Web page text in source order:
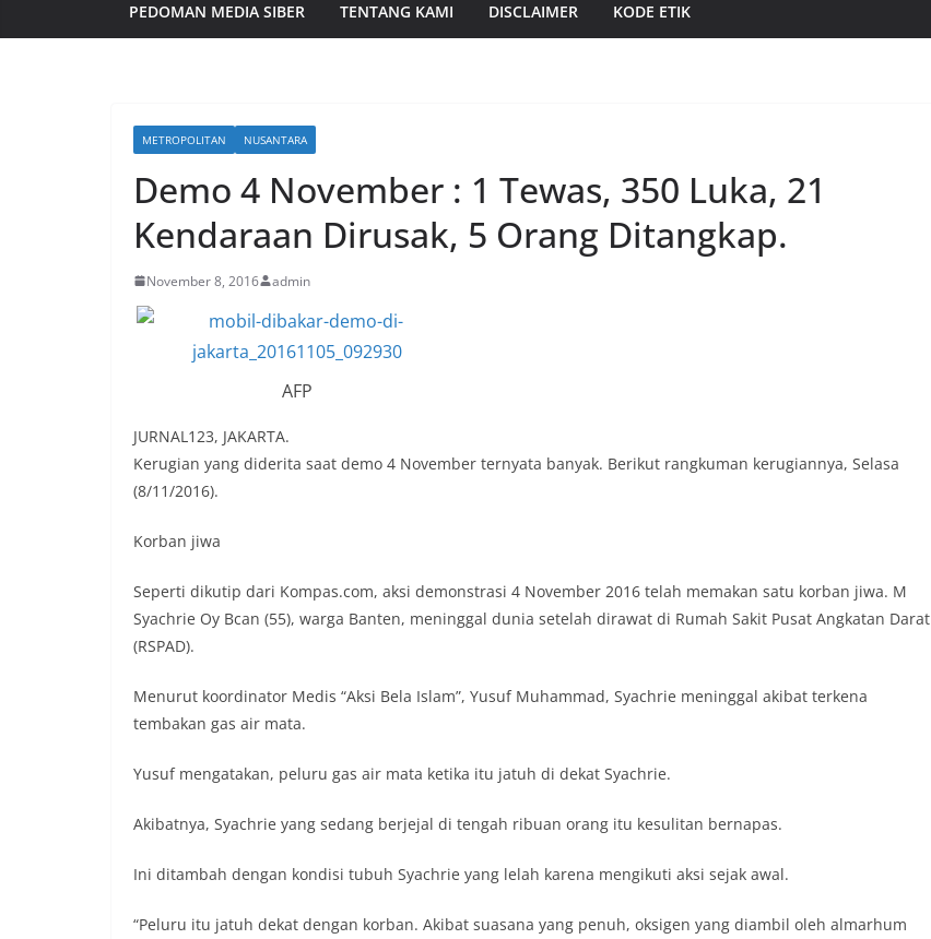
PEDOMAN MEDIA SIBER TENTANG KAMI DISCLAIMER KODE ETIK
METROPOLITAN NUSANTARA
Demo 4 November : 1 Tewas, 350 Luka, 21
Kendaraan Dirusak, 5 Orang Ditangkap.
November 8, 2016 admin
AFP
JURNAL123, JAKARTA.
Kerugian yang diderita saat demo 4 November ternyata banyak. Berikut rangkuman kerugiannya, Selasa
(8/11/2016).
Korban jiwa
Seperti dikutip dari Kompas.com, aksi demonstrasi 4 November 2016 telah memakan satu korban jiwa. M
Syachrie Oy Bcan (55), warga Banten, meninggal dunia setelah dirawat di Rumah Sakit Pusat Angkatan Darat
(RSPAD).
Menurut koordinator Medis “Aksi Bela Islam”, Yusuf Muhammad, Syachrie meninggal akibat terkena
tembakan gas air mata.
Yusuf mengatakan, peluru gas air mata ketika itu jatuh di dekat Syachrie.
Akibatnya, Syachrie yang sedang berjejal di tengah ribuan orang itu kesulitan bernapas.
Ini ditambah dengan kondisi tubuh Syachrie yang lelah karena mengikuti aksi sejak awal.
“Peluru itu jatuh dekat dengan korban. Akibat suasana yang penuh, oksigen yang diambil oleh almarhum